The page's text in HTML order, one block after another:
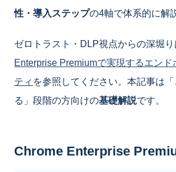
性・導入ステップの4軸で体系的に解
ゼロトラスト・DLP視点からの深堀
Enterprise Premiumで実現するエンド
ティ を参照してください。本記事は
る」段階の方向けの基礎解説です。
Chrome Enterprise